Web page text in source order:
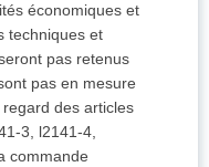
économiques et
techniques et
pas retenus
pas en mesure
des articles
3, l2141-4,
commande